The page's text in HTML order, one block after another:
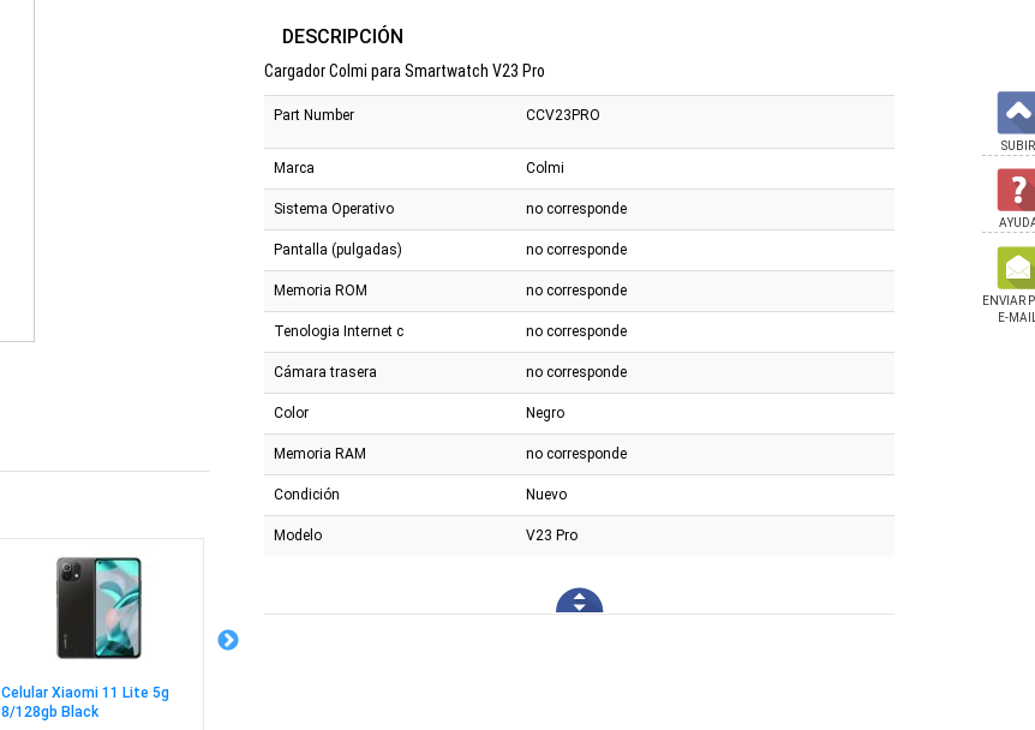
Celular Xiaomi 11 Lite 5g
8/128gb Black
DESCRIPCIÓN
Cargador Colmi para Smartwatch V23 Pro
Part Number CCV23PRO
Marca Colmi
Sistema Operativo no corresponde
Pantalla (pulgadas) no corresponde
Memoria ROM no corresponde
Tenologia Internet c no corresponde
Cámara trasera no corresponde
Color Negro
Memoria RAM no corresponde
Condición Nuevo
Modelo V23 Pro
SUBIR
ENVIAR
E-